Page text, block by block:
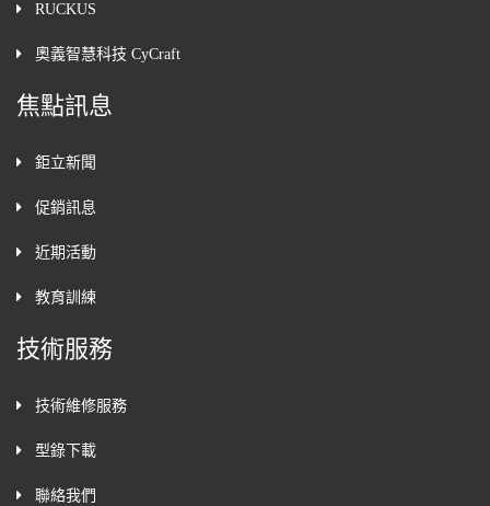
RUCKUS
奧義智慧科技 CyCraft
焦點訊息
鉅立新聞
促銷訊息
近期活動
教育訓練
技術服務
技術維修服務
型錄下載
聯絡我們